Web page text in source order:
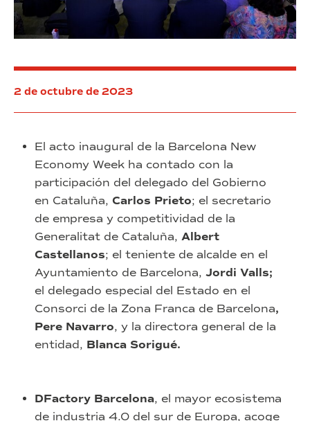
2 de octubre de 2023
El acto inaugural de la Barcelona New
Economy Week ha contado con la
participación del delegado del Gobierno
en Cataluña, Carlos Prieto; el secretario
de empresa y competitividad de la
Generalitat de Cataluña, Albert
Castellanos; el teniente de alcalde en el
Ayuntamiento de Barcelona, Jordi Valls;
el delegado especial del Estado en el
Consorci de la Zona Franca de Barcelona,
Pere Navarro, y la directora general de la
entidad, Blanca Sorigué.
DFactory Barcelona, el mayor ecosistema
de industria 4.0 del sur de Europa, acoge